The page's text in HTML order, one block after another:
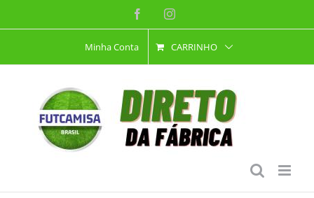
para
conteúdo
FacebookInstagram
Minha Conta CARRINHO